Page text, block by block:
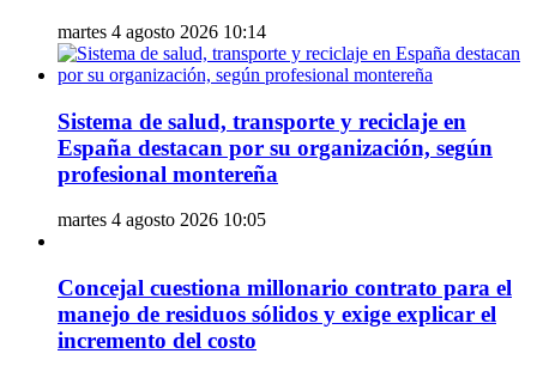
martes 4 agosto 2026 10:14
Sistema de salud, transporte y reciclaje en
España destacan por su organización, según
profesional montereña
martes 4 agosto 2026 10:05
Concejal cuestiona millonario contrato para el
manejo de residuos sólidos y exige explicar el
incremento del costo